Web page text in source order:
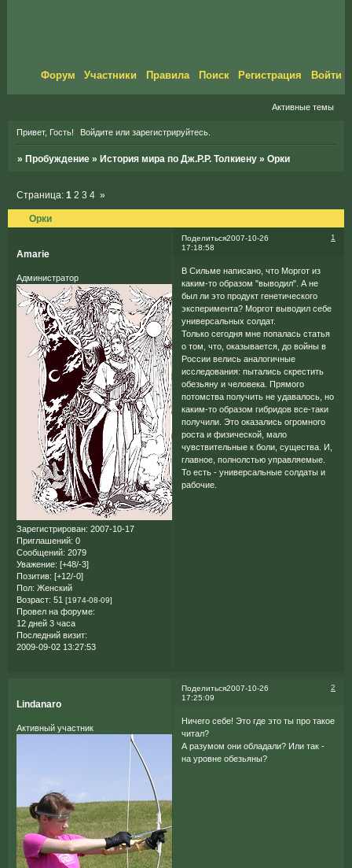
Форум Участники Правила Поиск Регистрация Войти
Активные темы
Привет, Гость! Войдите илизарегистрируйтесь
»Пробуждение »История мира по Дж.Р.Р. Толкиену »Орки
Орки
Страница:1 2 3 4 »
Поделиться 1
2007-10-26
17:18:58
Amarie
Администратор
Зарегистрирован: 2007-10-17
Приглашений: 0
Сообщений: 2079
Уважение: [+48/-3]
Позитив: [+12/-0]
Пол: Женский
Возраст: 51 [1974-08-09]
Провел на форуме:
12 дней 3 часа
Последний визит:
2009-09-02 13:27:53
В Сильме написано, что Моргот из
каким-то образом "выводил". А не
был ли это продукт генетического
эксперимента? Моргот выводил себе
универсальных солдат.
Только сегодня мне попалась статья
о том, что, оказывается, до войны в
России велись аналогичные
исследования: пытались скрестить
обезьяну и человека. Прямого
потомства получить не удавалось, но
каким-то образом гибридов все-таки
получили. Это оказались огромного
роста и физической, мало
чувствительные к боли, существа. И,
главное, полнолстью управляемые.
То есть - универсальные солдаты и
рабочие.
Поделиться 2
2007-10-26
17:25:09
Lindanaro
Активный участник
Ничего себе! Это где это ты про такое
читал?
А разумом они обладали? Или так -
на уровне обезьяны?